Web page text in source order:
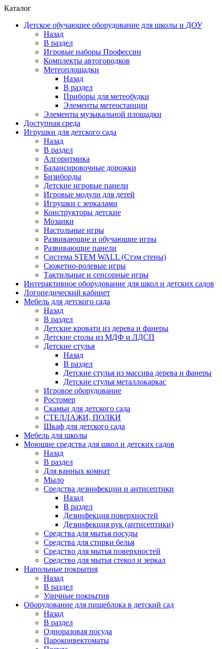
Каталог
Детское обучающее оборудование для школы и ДОУ
Назад
В раздел
Игровые наборы Профессии
Комплекты автогородков
Метеоплощадки
Назад
В раздел
Приборы для метеобудки
Элементы метеостанции
Элементы музыкальной площадки
Доступная среда
Игрушки для детского сада
Назад
В раздел
Алгоритмика
Балансировочные дорожки
Бизиборды
Детские игровые панели
Игровые модули для детей
Игрушки с зеркалами
Конструкторы детские
Мозаики
Настольные игры
Развивающие и обучающие игры
Развивающие панели
Система STEM WALL (Cтэм стены)
Сюжетно-ролевые игры
Тактильные и сенсорные игры
Интерактивное оборудование для школ и детских садов
Логопедический кабинет
Мебель для детского сада
Назад
В раздел
Детские кровати из дерева и фанеры
Детские столы из МДФ и ЛДСП
Детские стулья
Назад
В раздел
Детские стулья из массива дерева и фанеры
Детские стулья металлокаркас
Игровое оборудование
Ростомер
Скамьи для детского сада
СТЕЛЛАЖИ, ПОЛКИ
Шкаф для детского сада
Мебель для школы
Моющие средства для школ и детских садов
Назад
В раздел
Для ванных комнат
Мыло
Средства дезинфекции и антисептики
Назад
В раздел
Дезинфекция поверхностей
Дезинфекция рук (антисептики)
Средства для мытья посуды
Средства для стирки белья
Средство для мытья поверхностей
Средство для мытья стекол и зеркал
Напольные покрытия
Назад
В раздел
Уличные покрытия
Оборудование для пищеблока в детский сад
Назад
В раздел
Одноразовая посуда
Пароконвектоматы